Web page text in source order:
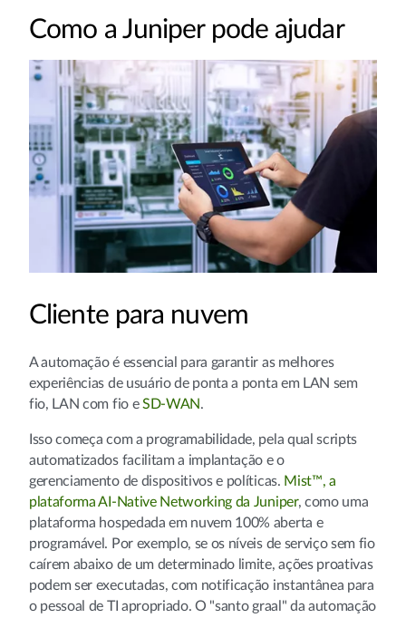
Como a Juniper pode ajudar
Cliente para nuvem
A automação é essencial para garantir as melhores
experiências de usuário de ponta a ponta em LAN sem
fio, LAN com fio eSD-WAN.
Isso começa com a programabilidade, pela qual scripts
automatizados facilitam a implantação e o
gerenciamento de dispositivos e políticas. Mist™, a
plataforma AI-Native Networking da Juniper, como uma
plataforma hospedada em nuvem 100% aberta e
programável. Por exemplo, se os níveis de serviço sem fio
caírem abaixo de um determinado limite, ações proativas
podem ser executadas, com notificação instantânea para
o pessoal de TI apropriado. O "santo graal" da automação